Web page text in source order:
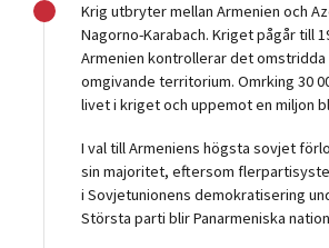
Krig utbryter mellan Armenien och
Nagorno-Karabach. Kriget pågår till
Armenien kontrollerar det
omgivande territorium. Omrking 30
livet i kriget och uppemot en miljon
I val till Armeniens högsta sovjet
sin majoritet, eftersom
i Sovjetunionens demokratisering
Största parti blir Panarmeniska